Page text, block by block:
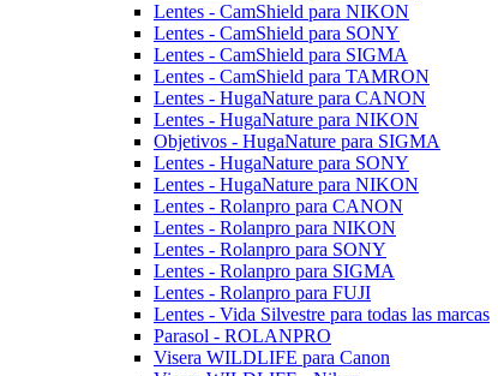
Lentes - CamShield para NIKON
Lentes - CamShield para SONY
Lentes - CamShield para SIGMA
Lentes - CamShield para TAMRON
Lentes - HugaNature para CANON
Lentes - HugaNature para NIKON
Objetivos - HugaNature para SIGMA
Lentes - HugaNature para SONY
Lentes - HugaNature para NIKON
Lentes - Rolanpro para CANON
Lentes - Rolanpro para NIKON
Lentes - Rolanpro para SONY
Lentes - Rolanpro para SIGMA
Lentes - Rolanpro para FUJI
Lentes - Vida Silvestre para todas las marcas
Parasol - ROLANPRO
Visera WILDLIFE para Canon